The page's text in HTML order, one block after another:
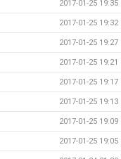
2017-01-25 19:35
2017-01-25 19:32
2017-01-25 19:27
2017-01-25 19:21
2017-01-25 19:17
2017-01-25 19:13
2017-01-25 19:09
2017-01-25 19:05